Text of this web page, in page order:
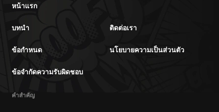
หน้าแรก
บทนำ ติดต่อเรา
ข้อกำหนด นโยบายความเป็นส่วนตัว
ข้อจำกัดความรับผิดชอบ
คำสำคัญ